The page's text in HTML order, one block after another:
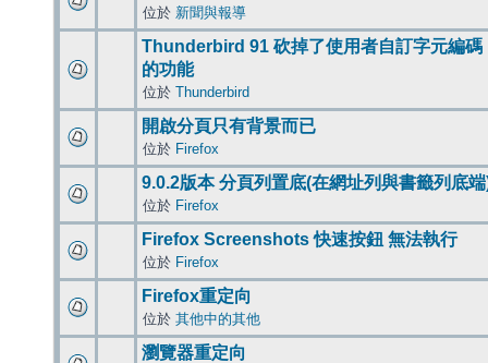
位於 新聞與報導
Thunderbird 91 砍掉了使用者自訂字元編碼
的功能
位於 Thunderbird
開啟分頁只有背景而已
位於 Firefox
9.0.2版本 分頁列置底(在網址列與書籤列底
位於 Firefox
Firefox Screenshots 快速按鈕 無法執行
位於 Firefox
Firefox重定向
位於 其他中的其他
瀏覽器重定向